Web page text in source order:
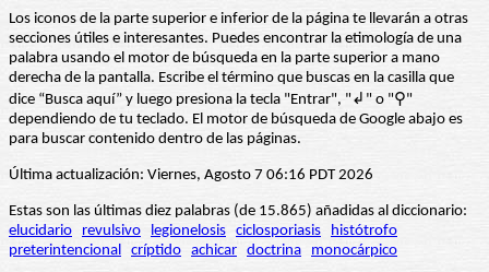
Los iconos de la parte superior e inferior de la página te llevarán a otras
secciones útiles e interesantes. Puedes encontrar la etimología de una
palabra usando el motor de búsqueda en la parte superior a mano
derecha de la pantalla. Escribe el término que buscas en la casilla que
dice “Busca aquí” y luego presiona la tecla "Entrar", "↲" o "⚲"
dependiendo de tu teclado. El motor de búsqueda de Google abajo es
para buscar contenido dentro de las páginas.
Última actualización: Viernes, Agosto 7 06:16 PDT 2026
Estas son las últimas diez palabras (de 15.865) añadidas al diccionario:
elucidario
revulsivo legionelosis ciclosporiasis
histótrofo
preterintencional críptido achicar doctrina monocárpico